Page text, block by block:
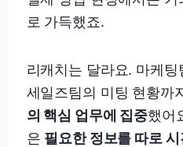
로 가득했죠.
리캐치는 달라요. 마케
세일즈팀의 미팅 현황까
의 핵심 업무에 집중했어
은 필요한 정보를 따로